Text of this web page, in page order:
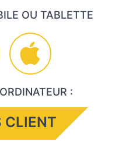
OU TABLETTE
:
CLIENT